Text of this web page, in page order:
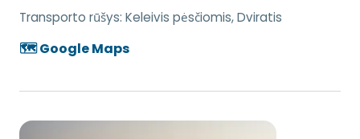
Transporto rūšys: Keleivis pėsčiomis, Dviratis
🗺️ Google Maps